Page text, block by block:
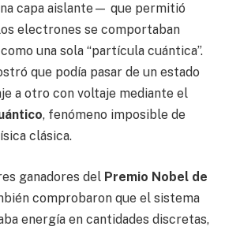
capa aislante— que permitió
electrones se comportaban
una sola “partícula cuántica”.
que podía pasar de un estado
a otro con voltaje mediante el
, fenómeno imposible de
clásica.
ganadores del Premio Nobel de
comprobaron que el sistema
energía en cantidades discretas,